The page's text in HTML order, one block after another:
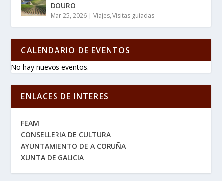
DOURO
Mar 25, 2026 |Viajes,Visitas guiadas
CALENDARIO DE EVENTOS
No hay nuevos eventos.
ENLACES DE INTERES
FEAM
CONSELLERIA DE CULTURA
AYUNTAMIENTO DE A CORUÑA
XUNTA DE GALICIA